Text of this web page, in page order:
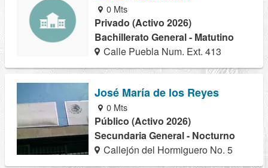
0 Mts
Privado (Activo 2026)
Bachillerato General - Matutino
Calle Puebla Num. Ext. 413
José María de los Reyes
0 Mts
Público (Activo 2026)
Secundaria General - Nocturno
Callejón del Hormiguero No. 5